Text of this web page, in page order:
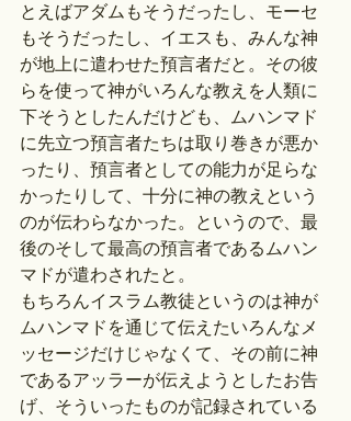
とえばアダムもそうだったし、モーセ
もそうだったし、イエスも、みんな神
が地上に遣わせた預言者だと。その彼
らを使って神がいろんな教えを人類に
下そうとしたんだけども、ムハンマド
に先立つ預言者たちは取り巻きが悪か
ったり、預言者としての能力が足らな
かったりして、十分に神の教えという
のが伝わらなかった。というので、最
後のそして最高の預言者であるムハン
マドが遣わされたと。
もちろんイスラム教徒というのは神が
ムハンマドを通じて伝えたいろんなメ
ッセージだけじゃなくて、その前に神
であるアッラーが伝えようとしたお告
げ、そういったものが記録されている